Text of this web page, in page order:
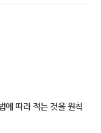
에 따라 적는 것을 원칙